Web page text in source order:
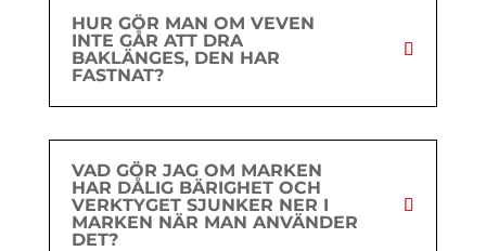
HUR GÖR MAN OM VEVEN
INTE GÅR ATT DRA
BAKLÄNGES, DEN HAR
FASTNAT?
VAD GÖR JAG OM MARKEN
HAR DÅLIG BÄRIGHET OCH
VERKTYGET SJUNKER NER I
MARKEN NÄR MAN ANVÄNDER
DET?